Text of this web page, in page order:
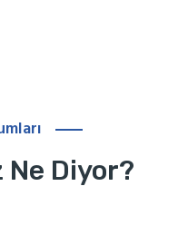
Diyor?